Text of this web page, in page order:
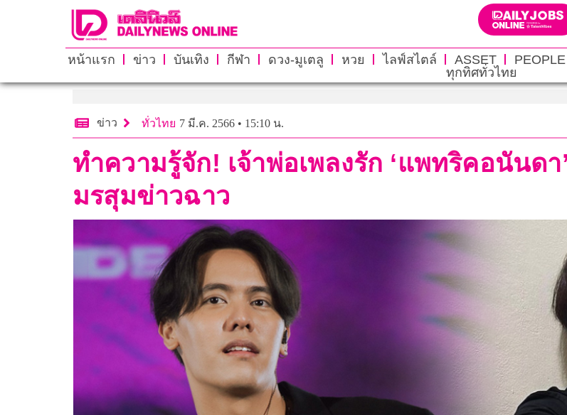
หน้าแรก ข่าว บันเทิง กีฬา ดวง-มูเตลู หวย ไลฟ์สไตล์ ASSET PEOPLE
ทุกทิศทั่วไทย
ข่าว ทั่วไทย 7 มี.ค. 2566 • 15:10 น.
ทำความรู้จัก! เจ้าพ่อเพลงรัก ‘แพทริคอนันด
มรสุมข่าวฉาว